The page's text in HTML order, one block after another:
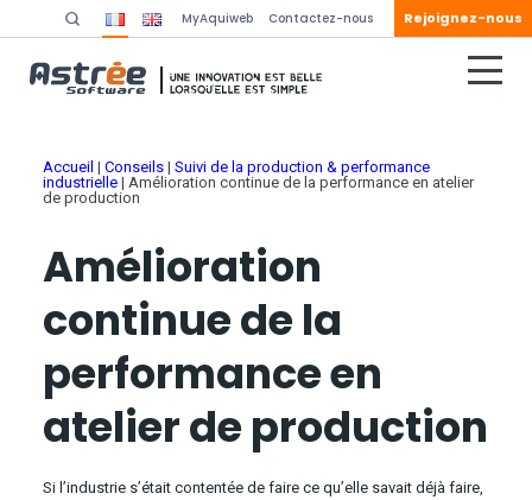
MyAquiweb Contactez-nous Rejoignez-nous
Accueil | Conseils| Suivi de la production & performance
industrielle| Amélioration continue de la performance en atelier
de production
Amélioration
continue de la
performance en
atelier de production
Si l’industrie s’était contentée de faire ce qu’elle savait déjà faire,